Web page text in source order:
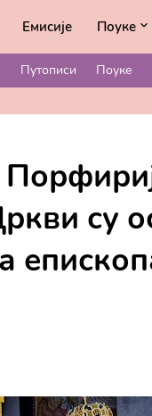
Емисије Поуке
Путописи Поуке
су